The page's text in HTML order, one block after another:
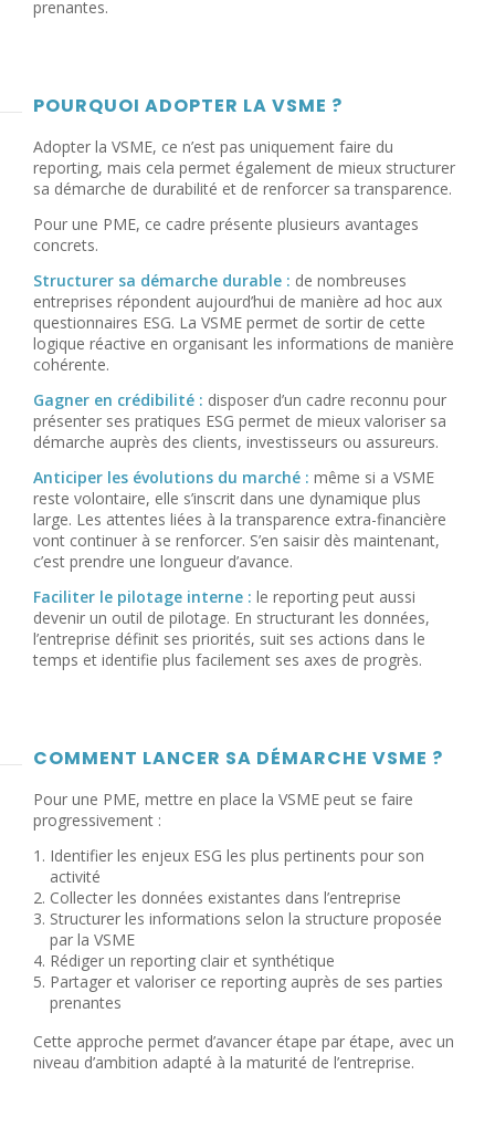
prenantes.
POURQUOI ADOPTER LA VSME ?
Adopter la VSME, ce n’est pas uniquement faire du
reporting, mais cela permet également de mieux structurer
sa démarche de durabilité et de renforcer sa transparence.
Pour une PME, ce cadre présente plusieurs avantages
concrets.
Structurer sa démarche durable : de nombreuses
entreprises répondent aujourd’hui de manière ad hoc aux
questionnaires ESG. La VSME permet de sortir de cette
logique réactive en organisant les informations de manière
cohérente.
Gagner en crédibilité : disposer d’un cadre reconnu pour
présenter ses pratiques ESG permet de mieux valoriser sa
démarche auprès des clients, investisseurs ou assureurs.
Anticiper les évolutions du marché : même si a VSME
reste volontaire, elle s’inscrit dans une dynamique plus
large. Les attentes liées à la transparence extra-financière
vont continuer à se renforcer. S’en saisir dès maintenant,
c’est prendre une longueur d’avance.
Faciliter le pilotage interne : le reporting peut aussi
devenir un outil de pilotage. En structurant les données,
l’entreprise définit ses priorités, suit ses actions dans le
temps et identifie plus facilement ses axes de progrès.
COMMENT LANCER SA DÉMARCHE VSME ?
Pour une PME, mettre en place la VSME peut se faire
progressivement :
Identifier les enjeux ESG les plus pertinents pour son
activité
Collecter les données existantes dans l’entreprise
Structurer les informations selon la structure proposée
par la VSME
Rédiger un reporting clair et synthétique
Partager et valoriser ce reporting auprès de ses parties
prenantes
Cette approche permet d’avancer étape par étape, avec un
niveau d’ambition adapté à la maturité de l’entreprise.